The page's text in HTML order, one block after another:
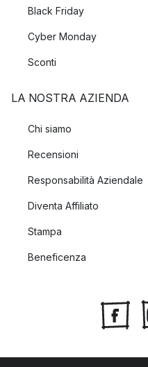
Black Friday
Cyber Monday
Sconti
LA NOSTRA AZIENDA
Chi siamo
Recensioni
Responsabilità Aziendale
Diventa Affiliato
Stampa
Beneficenza